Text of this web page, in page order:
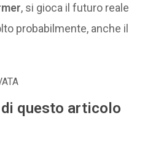
, si gioca il futuro reale
probabilmente, anche il
questo articolo